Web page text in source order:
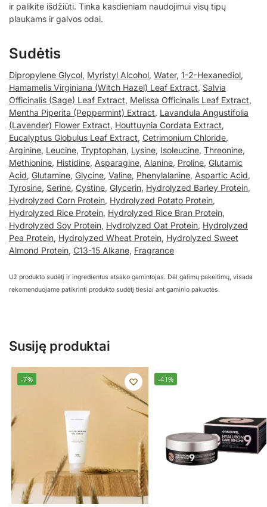
ir palikite išdžiūti. Tinka kasdieniam naudojimui visų tipų
plaukams ir galvos odai.
Sudėtis
Dipropylene Glycol, Myristyl Alcohol, Water, 1-2-Hexanediol,
Hamamelis Virginiana (Witch Hazel) Leaf Extract, Salvia
Officinalis (Sage) Leaf Extract, Melissa Officinalis Leaf Extract,
Mentha Piperita (Peppermint) Extract, Lavandula Angustifolia
(Lavender) Flower Extract, Houttuynia Cordata Extract,
Eucalyptus Globulus Leaf Extract, Cetrimonium Chloride,
Arginine, Leucine, Tryptophan, Lysine, Isoleucine, Threonine,
Methionine, Histidine, Asparagine, Alanine, Proline, Glutamic
Acid, Glutamine, Glycine, Valine, Phenylalanine, Aspartic Acid,
Tyrosine, Serine, Cystine, Glycerin, Hydrolyzed Barley Protein,
Hydrolyzed Corn Protein, Hydrolyzed Potato Protein,
Hydrolyzed Rice Protein, Hydrolyzed Rice Bran Protein,
Hydrolyzed Soy Protein, Hydrolyzed Oat Protein, Hydrolyzed
Pea Protein, Hydrolyzed Wheat Protein, Hydrolyzed Sweet
Almond Protein, C13-15 Alkane, Fragrance
Už produkto sudėtį ir ingredientus atsako gamintojas. Dėl galimų pakeitimų, visada
rekomenduojame patikrinti produkto sudėtį tiesiai ant gaminio pakuotės.
Susiję produktai
-7% -41%